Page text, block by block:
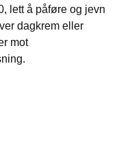
lett å påføre og jevn
dagkrem eller
mot